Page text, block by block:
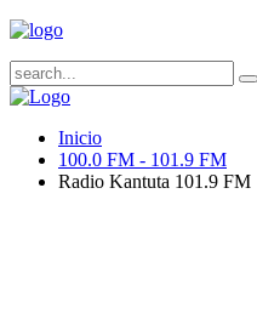
Inicio
100.0 FM - 101.9 FM
Radio Kantuta 101.9 FM